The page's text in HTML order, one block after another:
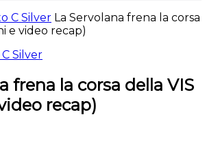
C Silver La Servolana frena la corsa
e video recap)
Silver
frena la corsa della VIS
recap)